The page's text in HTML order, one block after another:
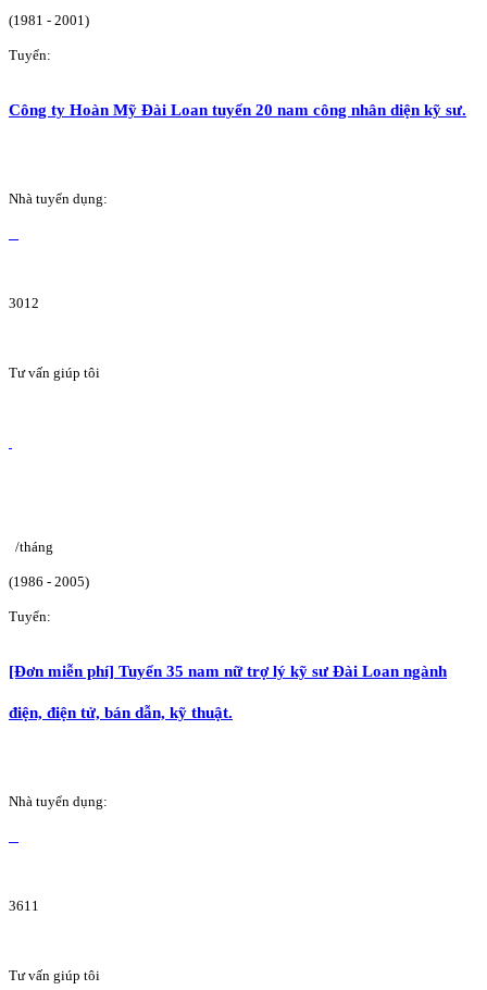
(1981 - 2001)
Tuyển:
Công ty Hoàn Mỹ Đài Loan tuyển 20 nam công nhân diện kỹ sư.
Nhà tuyển dụng:
3012
Tư vấn giúp tôi
/tháng
(1986 - 2005)
Tuyển:
[Đơn miễn phí] Tuyển 35 nam nữ trợ lý kỹ sư Đài Loan ngành
điện, điện tử, bán dẫn, kỹ thuật.
Nhà tuyển dụng:
3611
Tư vấn giúp tôi